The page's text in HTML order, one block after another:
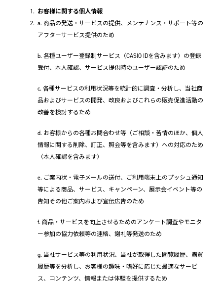
お客様に関する個人情報
a. 商品の発送・サービスの提供、メンテナンス・サポート等の
アフターサービス提供のため
b. 各種ユーザー登録制サービス（CASIO IDを含みます）の登録
受付、本人確認、サービス提供時のユーザー認証のため
c. 各種サービスの利用状況等を統計的に調査・分析し、当社商
品およびサービスの開発、改良およびこれらの販売促進活動の
改善を検討するため
d. お客様からの各種お問合わせ等（ご相談・苦情のほか、個人
情報に関する削除、訂正、照会等を含みます）への対応のため
（本人確認を含みます）
e. ご案内状・電子メールの送付、ご利用端末上のプッシュ通知
等による商品、サービス、キャンペーン、展示会イベント等の
告知その他ご案内および宣伝広告のため
f. 商品・サービスを向上させるためのアンケート調査やモニタ
ー参加の協力依頼等の連絡、謝礼等発送のため
g. 当社サービス等の利用状況、当社が取得した閲覧履歴、購買
履歴等を分析し、お客様の趣味・嗜好に応じた最適なサービ
ス、コンテンツ、情報または体験を提供するため